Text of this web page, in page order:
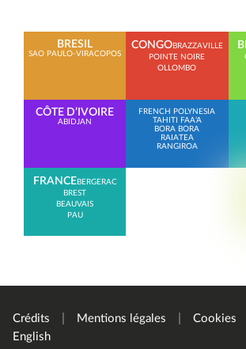
BRESIL
SAO PAULO-VIRACOPOS
CONGOBRAZZAVILLE
POINTE NOIRE
OLLOMBO
CÔTE D’IVOIRE
ABIDJAN
FRENCH POLYNESIA
TAHITI FAA’A
BORA BORA
RAIATEA
RANGIROA
FRANCEBERGERAC
BREST
BEAUVAIS
PAU
Crédits Mentions légales Cookies
English